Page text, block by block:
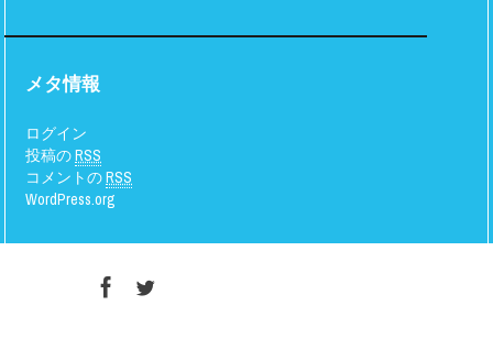
メタ情報
ログイン
投稿のRSS
コメントのRSS
WordPress.org